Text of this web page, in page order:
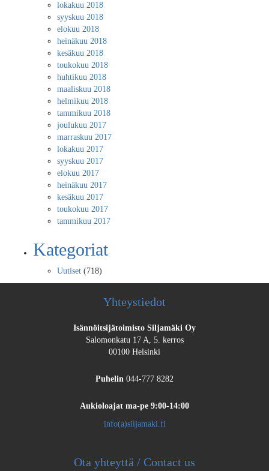
lokakuu 2018
syyskuu 2018
elokuu 2018
heinäkuu 2018
kesäkuu 2018
toukokuu 2018
huhtikuu 2018
maaliskuu 2018
helmikuu 2018
tammikuu 2018
joulukuu 2017
marraskuu 2017
lokakuu 2017
syyskuu 2017
elokuu 2017
heinäkuu 2017
kesäkuu 2017
toukokuu 2017
tammikuu 2017
Kategoriat
Uutiset (718)
Yhteystiedot
Isännöitsijätoimisto Siljamäki Oy
Salomonkatu 17 A, 5. kerros
00100 Helsinki
Puhelin 044-777 8282
Aukioloajat ma-pe 9:00-14:00
info(a)siljamaki.fi
Ota yhteyttä / Contact us